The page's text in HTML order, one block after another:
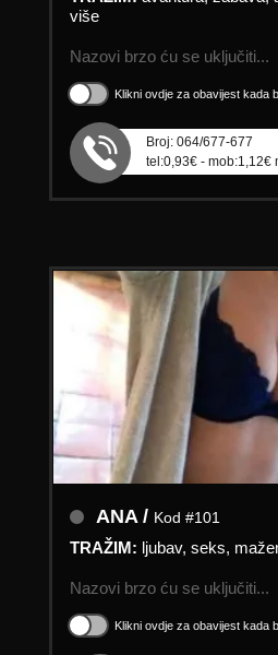
više
Nazovi brzo ću se uključiti...
Klikni ovdje za obavijest kada
Broj: 064/677-677
tel:0,93€ - mob:1,12€
ANA / Kod #101
TRAŽIM: ljubav, seks,
Nazovi brzo ću se uključiti...
Klikni ovdje za obavijest kada